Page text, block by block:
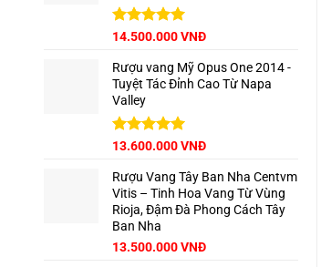
Được xếp
5 sao
14.500.000VNĐ
Rượu vang Mỹ Opus One 2014 -
Tuyệt Tác Đỉnh Cao Từ Napa
Valley
Được xếp
5 sao
13.600.000VNĐ
Rượu Vang Tây Ban Nha Centvm
Vitis – Tinh Hoa Vang Từ Vùng
Rioja, Đậm Đà Phong Cách Tây
Ban Nha
Giá
13.500.000VNĐGiá